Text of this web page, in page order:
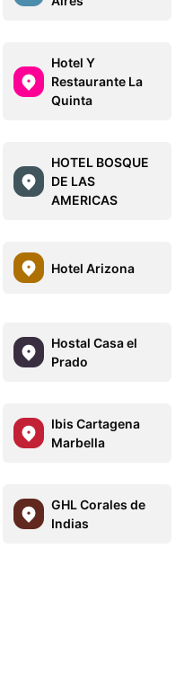
Hotel Y
Restaurante La
Quinta
HOTEL BOSQUE
DE LAS
AMERICAS
Hotel Arizona
Hostal Casa el
Prado
Ibis Cartagena
Marbella
GHL Corales de
Indias